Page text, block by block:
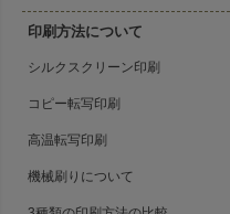
印刷方法について
シルクスクリーン印刷
コピー転写印刷
高温転写印刷
機械刷りについて